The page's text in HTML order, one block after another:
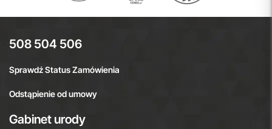
508 504 506
Sprawdź Status Zamówienia
Odstąpienie od umowy
Gabinet urody